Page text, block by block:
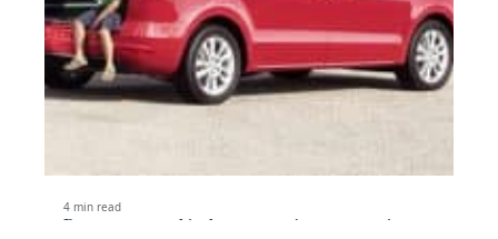
4 min read
Préparer son véhicule et son trajet pour partir en